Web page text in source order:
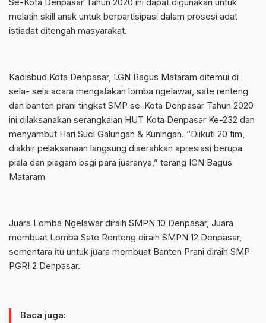
Se-Kota Denpasar Tahun 2020 ini dapat digunakan untuk
melatih skill anak untuk berpartisipasi dalam prosesi adat
istiadat ditengah masyarakat.
Kadisbud Kota Denpasar, I.GN Bagus Mataram ditemui di
sela- sela acara mengatakan lomba ngelawar, sate renteng
dan banten prani tingkat SMP se-Kota Denpasar Tahun 2020
ini dilaksanakan serangkaian HUT Kota Denpasar Ke-232 dan
menyambut Hari Suci Galungan & Kuningan. “Diikuti 20 tim,
diakhir pelaksanaan langsung diserahkan apresiasi berupa
piala dan piagam bagi para juaranya,” terang IGN Bagus
Mataram
Juara Lomba Ngelawar diraih SMPN 10 Denpasar, Juara
membuat Lomba Sate Renteng diraih SMPN 12 Denpasar,
sementara itu untuk juara membuat Banten Prani diraih SMP
PGRI 2 Denpasar.
Baca juga: